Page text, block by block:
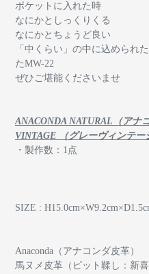
ポケットに入れた時
なにかとしっくりくる
なにかとちょうど良い
「中くらい」の中に込められ
たMW-22
ぜひご堪能くださいませ
ANACONDA NATURAL（アナ
VINTAGE （グレーヴィンテー
・製作数：1点
SIZE :
Anaconda（アナコンダ
馬ヌメ皮革（ピット鞣し：新喜